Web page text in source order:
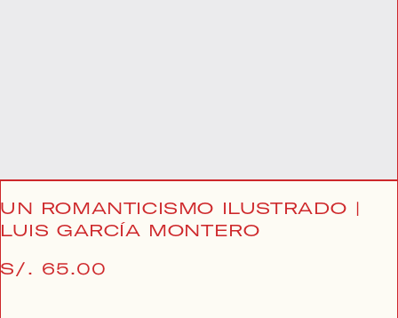
UN ROMANTICISMO ILUSTRADO |
LUIS GARCÍA MONTERO
Precio
S/. 65.00